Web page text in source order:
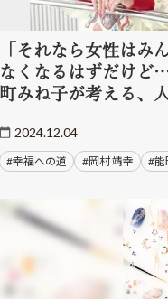
「それなら女性はみ
なくなるはずだけど
町みね子が考える、
2024.12.04
#幸福への道 #岡村 靖幸 #能